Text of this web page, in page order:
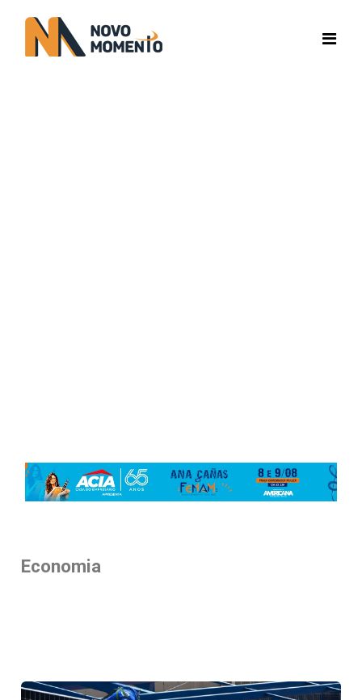
Economia
Economia